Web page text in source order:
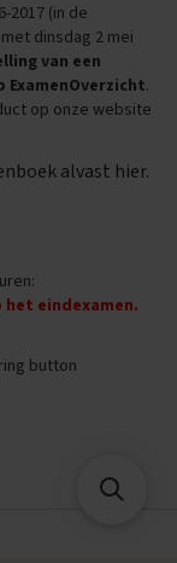
2017 (in de
dinsdag 2 mei
van een
.
op onze website
alvast hier.
eindexamen.